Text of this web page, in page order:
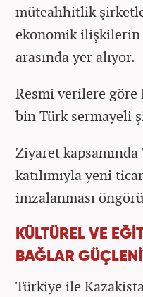
müteahhitlik
ekonomik
arasında yer alıyor.
Resmi verilere göre
bin Türk sermayeli
Ziyaret kapsamında
katılımıyla yeni
imzalanması
KÜLTÜREL VE
BAĞLAR
Türkiye ile